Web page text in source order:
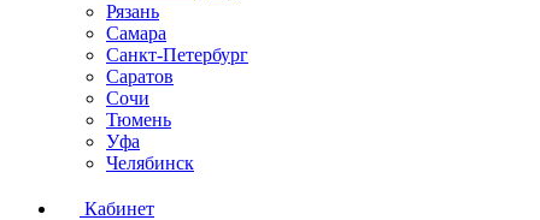
Рязань
Самара
Санкт-Петербург
Саратов
Сочи
Тюмень
Уфа
Челябинск
Кабинет